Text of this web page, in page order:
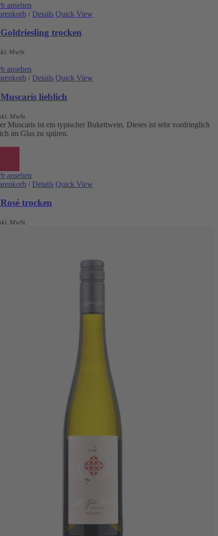
ansehen
/ Details Quick View
trocken
MwSt.
ansehen
/ Details Quick View
lieblich
MwSt.
Muscaris ist ein typischer Bukettwein. Dieses ist sehr vordringlich
im Glas zu spüren.
ansehen
/ Details Quick View
trocken
MwSt.